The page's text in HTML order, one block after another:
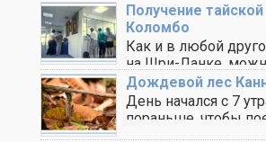
Получение
Коломбо
Как и в любой
на Шри-Ланке,
Дождевой лес
День начался с 7
пораньше, чтобы